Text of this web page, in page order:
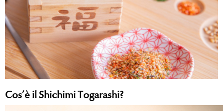
Cos’è il Shichimi Togarashi?